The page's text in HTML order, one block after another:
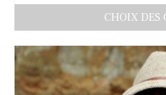
CHOIX DES
a